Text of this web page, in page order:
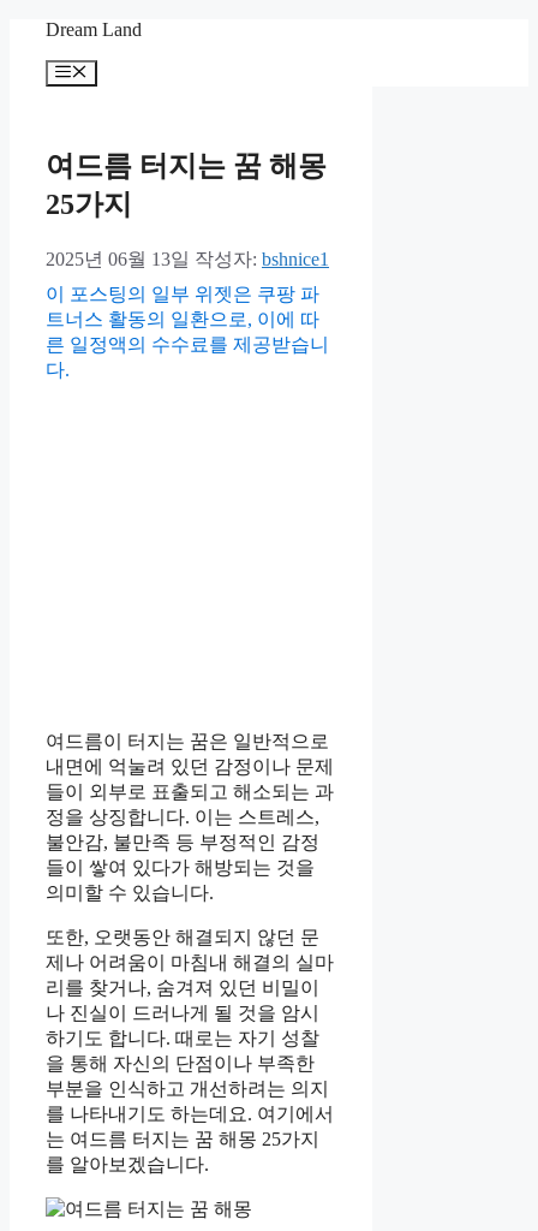
Dream Land
메
여드름 터지는 꿈 해몽
25가지
2025년 06월 13일 작성자: bshnice1
이 포스팅의 일부 위젯은 쿠팡 파
트너스 활동의 일환으로, 이에 따
른 일정액의 수수료를 제공받습니
다.
여드름이 터지는 꿈은 일반적으로
내면에 억눌려 있던 감정이나 문제
들이 외부로 표출되고 해소되는 과
정을 상징합니다. 이는 스트레스,
불안감, 불만족 등 부정적인 감정
들이 쌓여 있다가 해방되는 것을
의미할 수 있습니다.
또한, 오랫동안 해결되지 않던 문
제나 어려움이 마침내 해결의 실마
리를 찾거나, 숨겨져 있던 비밀이
나 진실이 드러나게 될 것을 암시
하기도 합니다. 때로는 자기 성찰
을 통해 자신의 단점이나 부족한
부분을 인식하고 개선하려는 의지
를 나타내기도 하는데요. 여기에서
는 여드름 터지는 꿈 해몽 25가지
를 알아보겠습니다.